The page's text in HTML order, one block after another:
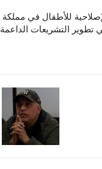
للأطفال في مملكة
تطوير التشريعات الداعمة